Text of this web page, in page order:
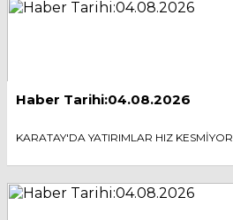
Haber Tarihi:04.08.2026
KARATAY'DA YATIRIMLAR HIZ KESMİYOR